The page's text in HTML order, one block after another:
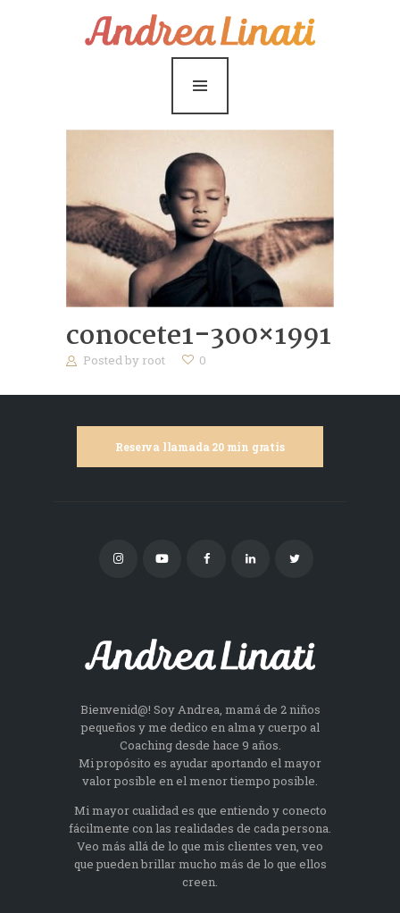
¿Cómo funciona?
Servicios
Coaching Gratis
Conóceme
Contáctame
Blog
conocete1-300×1991
Posted by root 0
Reserva llamada 20 min gratis
Bienvenid@! Soy Andrea, mamá de 2 niños
pequeños y me dedico en alma y cuerpo al
Coaching desde hace 9 años.
Mi propósito es ayudar aportando el mayor
valor posible en el menor tiempo posible.
Mi mayor cualidad es que entiendo y conecto
fácilmente con las realidades de cada persona.
Veo más allá de lo que mis clientes ven, veo
que pueden brillar mucho más de lo que ellos
creen.